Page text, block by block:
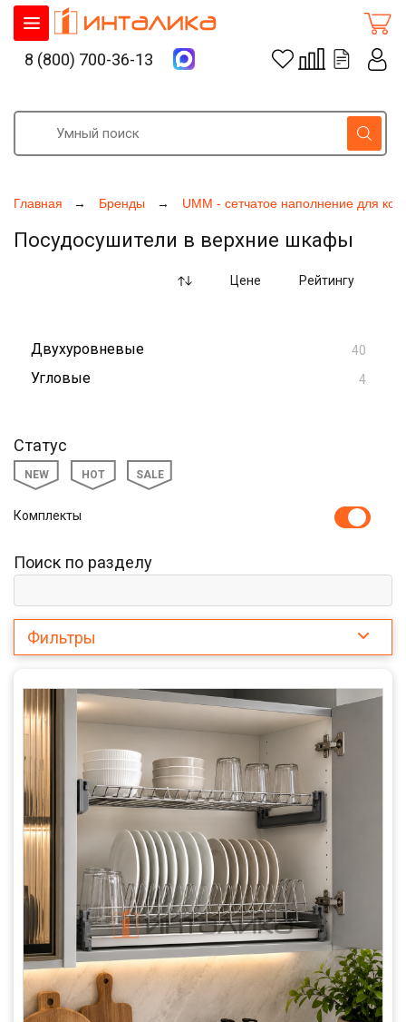
Главная Бренды UMM - сетчатое наполнение для
Посудосушители в верхние шкафы
Цене Рейтингу
Двухуровневые 40
Угловые 4
Статус
NEW HOT SALE
Комплекты
Поиск по разделу
Фильтры
8 (800) 700-36-13